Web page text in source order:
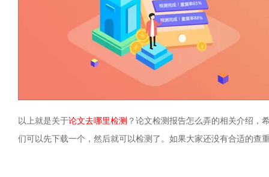
以上就是关于论文去哪里检测 ？论文检测报告怎么弄的相关介绍，
们可以先下载一个，然后就可以检测了。如果大家还没有合适的查